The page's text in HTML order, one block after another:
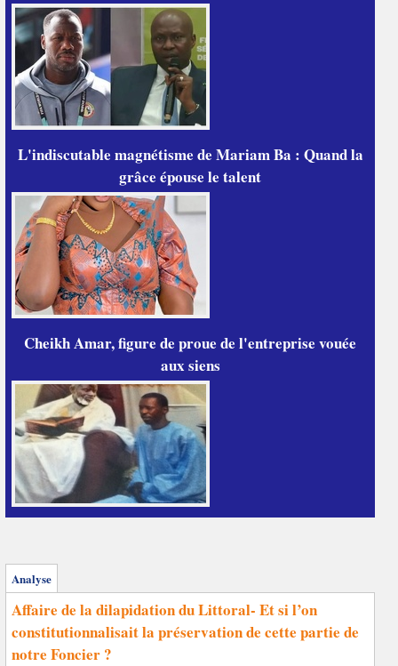
L'indiscutable magnétisme de Mariam Ba : Quand la
grâce épouse le talent
Cheikh Amar, figure de proue de l'entreprise vouée
aux siens
Analyse
Affaire de la dilapidation du Littoral- Et si l’on
constitutionnalisait la préservation de cette partie de
notre Foncier ?